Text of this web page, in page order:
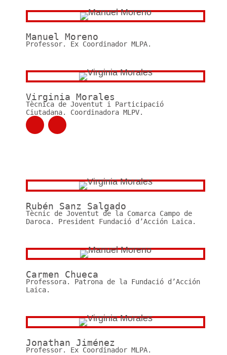
Manuel Moreno
Professor. Ex Coordinador MLPA.
Virginia Morales
Tècnica de Joventut i Participació
Ciutadana. Coordinadora MLPV.
Rubén Sanz Salgado
Tècnic de Joventut de la Comarca Campo de
Daroca. President Fundació d’Acción Laica.
Carmen Chueca
Professora. Patrona de la Fundació d’Acción
Laica.
Jonathan Jiménez
Professor. Ex Coordinador MLPA.